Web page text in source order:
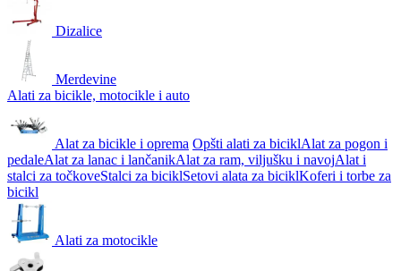
Dizalice
Merdevine
Alati za bicikle, motocikle i auto
Alat za bicikle i oprema Opšti alati za biciklAlat za pogon i
pedaleAlat za lanac i lančanikAlat za ram, viljušku i navojAlat i
stalci za točkoveStalci za biciklSetovi alata za biciklKoferi i torbe za
bicikl
Alati za motocikle